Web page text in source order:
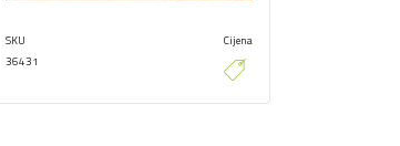
SKU
36431
Cijena